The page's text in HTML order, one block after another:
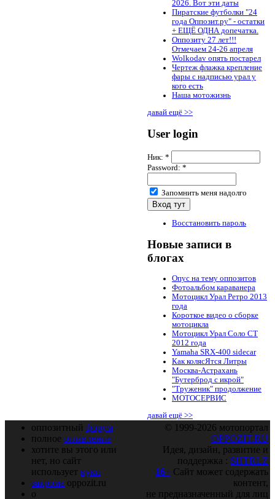
2026. Вот эти даты
Пиратские футболки "24
года Оппозит.ру" - остатки
+ ЕЩЁ ОДНА допечатка.
Оппозиту 27 лет!!!
Отмечаем 24-26 апреля
Wolkodav опять постарел
Чертеж флажка крепление
фары с надписью урал у
кого есть
Наша мотожизнь
давай ещё >>
User login
Ник: *
Password: *
Запомнить меня надолго
Восстановить пароль
Новые записи в
блогах
Опус на тему оппозитов
Фотоальбом караванера
Мотоцикл Урал Ретро 2013
года
Короткое видео о сборке
мотоцикла
Мотоцикл Урал Соло СТ
2012 года
Yamaha SRX-400 sidecar
Как колясЯтся Литры
Москва-Астрахань
"Бутерброд с икрой"
"Труженик" продолжение
МОТОСЕРВИС
давай ещё >>
оппозитный форум
полное оглавление
хотите вы этого или
нет, но сайт
использует куки
закрома oppozit.ru
о
© 1999-2026 мотопортал
OPPOZIT.RU
Идея, дизайн, развитие и
поддержка : SHTRLZ
16+ Сайт может содержать
контент,
не предназначенный для лиц